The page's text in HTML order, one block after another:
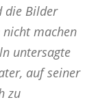
die Bilder
machen
untersagte
auf seiner
zu